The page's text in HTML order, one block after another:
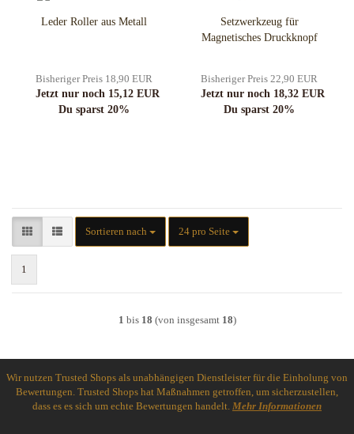
Leder Roller aus Metall
Bisheriger Preis 18,90 EUR
Jetzt nur noch 15,12 EUR
Du sparst 20%
Setzwerkzeug für
Magnetisches Druckknopf
Bisheriger Preis 22,90 EUR
Jetzt nur noch 18,32 EUR
Du sparst 20%
Sortieren nach
Sortieren nach 24 pro Seite
pro Seite
1
1 bis 18 (von insgesamt 18)
Wir nutzen Trusted Shops als unabhängigen Dienstleister für die Einholung von
Bewertungen. Trusted Shops hat Maßnahmen getroffen, um sicherzustellen,
dass es es sich um echte Bewertungen handelt. Mehr Informationen